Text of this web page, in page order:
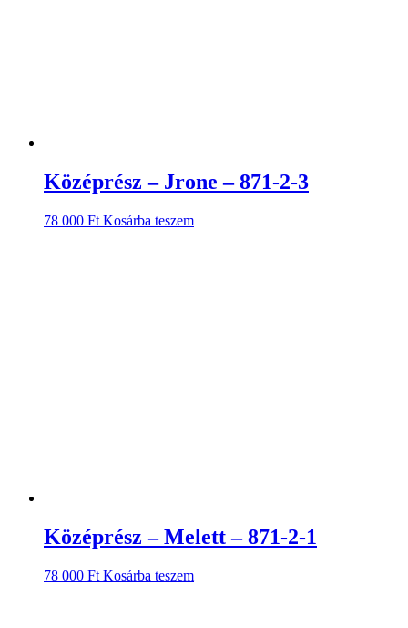
Középrész – Jrone – 871-2-3
78 000 Ft Kosárba teszem
Középrész – Melett – 871-2-1
78 000 Ft Kosárba teszem